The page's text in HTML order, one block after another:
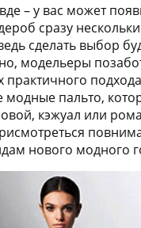
– у вас может
сразу
сделать выбор
модельеры
практичного
модные пальто,
кэжуал или
нового модного